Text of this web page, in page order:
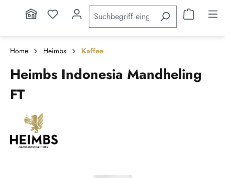
springen
Home Heimbs Kaffee
Heimbs Indonesia Mandheling
FT